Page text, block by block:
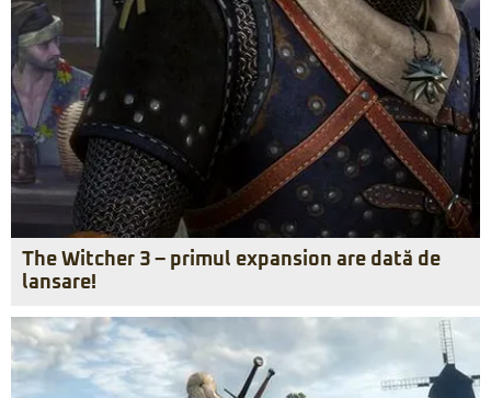
The Witcher 3 – primul expansion are dată de
lansare!